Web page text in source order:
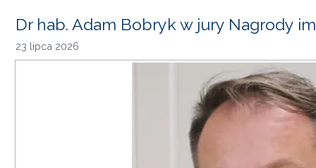
Dr hab. Adam Bobryk w jury Nagrody
23 lipca 2026